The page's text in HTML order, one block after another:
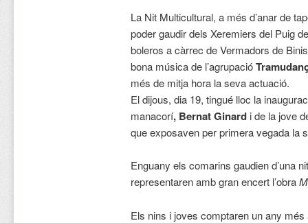
La Nit Multicultural, a més d’anar de
poder gaudir dels Xeremiers del Puig
boleros a càrrec de Vermadors de
bona música de l’agrupació
més de mitja hora la seva actuació.
El dijous, dia 19, tingué lloc la
manacorí, Bernat Ginardi de la jove
que exposaven per primera vegada la
Enguany els comarins gaudien d’una
representaren amb gran encert l’obra
Els nins i joves comptaren un any més